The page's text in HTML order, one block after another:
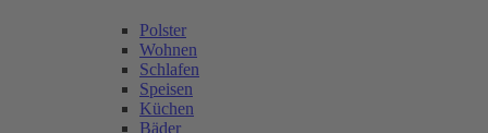
Polster
Wohnen
Schlafen
Speisen
Küchen
Bäder